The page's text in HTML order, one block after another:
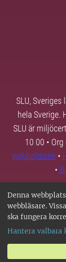
Denna
webbläsare.
ska fungera
Hantera valbara
SLU,
hela Sverige.
SLU är
10 00 •
webbplatsen •
•